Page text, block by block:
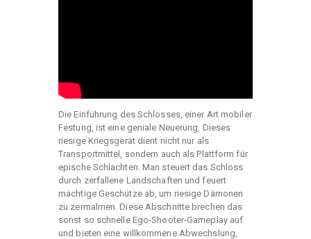
Die Einführung des Schlosses, einer Art mobiler
Festung, ist eine geniale Neuerung. Dieses
riesige Kriegsgerät dient nicht nur als
Transportmittel, sondern auch als Plattform für
epische Schlachten. Man steuert das Schloss
durch zerfallene Landschaften und feuert
mächtige Geschütze ab, um riesige Dämonen
zu zermalmen. Diese Abschnitte brechen das
sonst so schnelle Ego-Shooter-Gameplay auf
und bieten eine willkommene Abwechslung,